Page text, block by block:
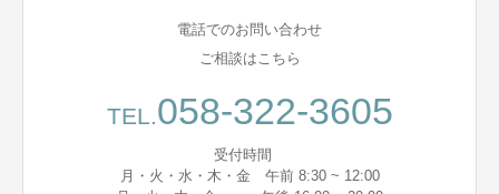
電話でのお問い合わせ
ご相談はこちら
TEL.058-322-3605
受付時間
月・火・水・木・金 午前 8:30 ~ 12:00